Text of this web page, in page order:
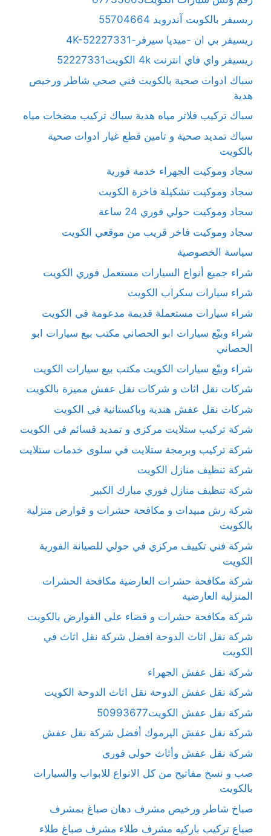
ريسيفر بالكويت آندرويد 55704664
ريسيفر بي ان -ميديا سيرفر-4K-52227331
ريسيفر واي فاي انترنت 4k الكويت52227331
سباك ادوات صحية بالكويت فني صحي شاطر ورخيص
هدية
سباك تركيب فلاتر مياه هدية سباك تركيب مضخات مياه
سباك تمديد صحية و تامين قطع غيار ادوات صحية
بالكويت
سجاد وموكيت الجهراء خدمة فورية
سجاد وموكيت تشكيلة فاخرة الكويت
سجاد وموكيت حولي فوري 24 ساعة
سجاد وموكيت فاخر قريب من موقعي الكويت
سياسة الخصوصية
شراء جميع أنواع السيارات مستعمل فوري الكويت
شراء سيارات سكراب الكويت
شراء سيارات مستعملة قديمة مدعومة في الكويت
شراء وبيْع سيارات ابو الحصاني مكتب بيع سيارات ابو
الحصاني
شراء وبيْع سيارات الكويت مكتب بيع سيارات الكويت
شركات نقل اثاث و شركات نقل عفش مميزة بالكويت
شركات نقل عفش هندية وباكستانية في الكويت
شركة تركيب ستلايت مركزي و تمديد قسائم في الكويت
شركة تركيب وبرمجة ستلايت في سلوى خدمات ستلايت
شركة تنظيف منازل الكويت
شركة تنظيف منازل فوري مبارك الكبير
شركة رش مبيدات و مكافحة حشرات و قوارض منزلية
بالكويت
شركة فني تكييف مركزي في حولي للصيانة الفورية
الكويت
شركة مكافحة حشرات العارضية مكافحة الحشرات
المنزلية العارضية
شركة مكافحة حشرات و قضاء على القوارض بالكويت
شركة نقل اثاث الدوحة افضل شركة نقل اثاث في
الكويت
شركة نقل عفش الجهراء
شركة نقل عفش الدوحة نقل اثاث الدوحة الكويت
شركة نقل عفش الكويت50993677
شركة نقل عفش اليرموك أفضل شركة نقل عفش
شركة نقل عفش وأثاث حولي فوري
صب و نسخ مفاتيح من كل الانواع للابواب والسيارات
بالكويت
صباخ شاطر ورخيص مشرف دهان صباغ بمشرف
صباع تركيب باركيه مشرف طلاء مشرف صباغ طلاء